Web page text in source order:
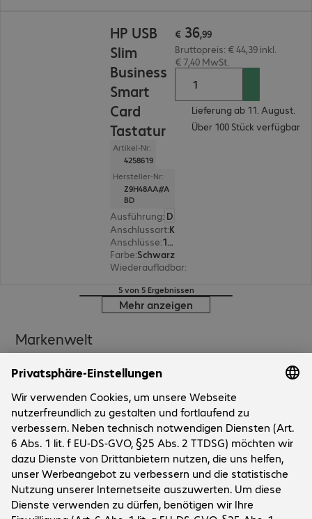
HP USB
Slim
Business
Smart
Card
Tastatur
Artikel-Nr:
4258619
Hersteller-Nr:
Z9H48AA#A
BD
Ausführung:
Anschlussart:
Anschlüsse: 1 x USB Typ A
Farbe:Schwarz
Wiederaufladbar:
€ 36,99
Bruttopreis: € 44,39 inkl.
€ 7,40 MwSt.
Lieferung ab 11. August.
Über 100 Stück verfügbar
5 von 5 Ergebnissen
Mehr anzeigen
Markenwelt
Unternehmen